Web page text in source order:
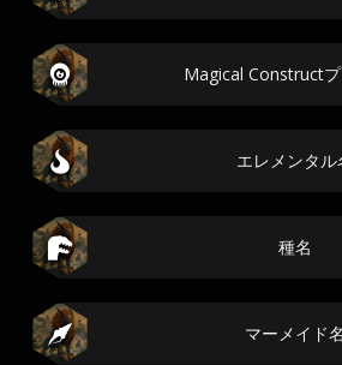
Magical Constructプ
エレメンタル
種名
マーメイド名